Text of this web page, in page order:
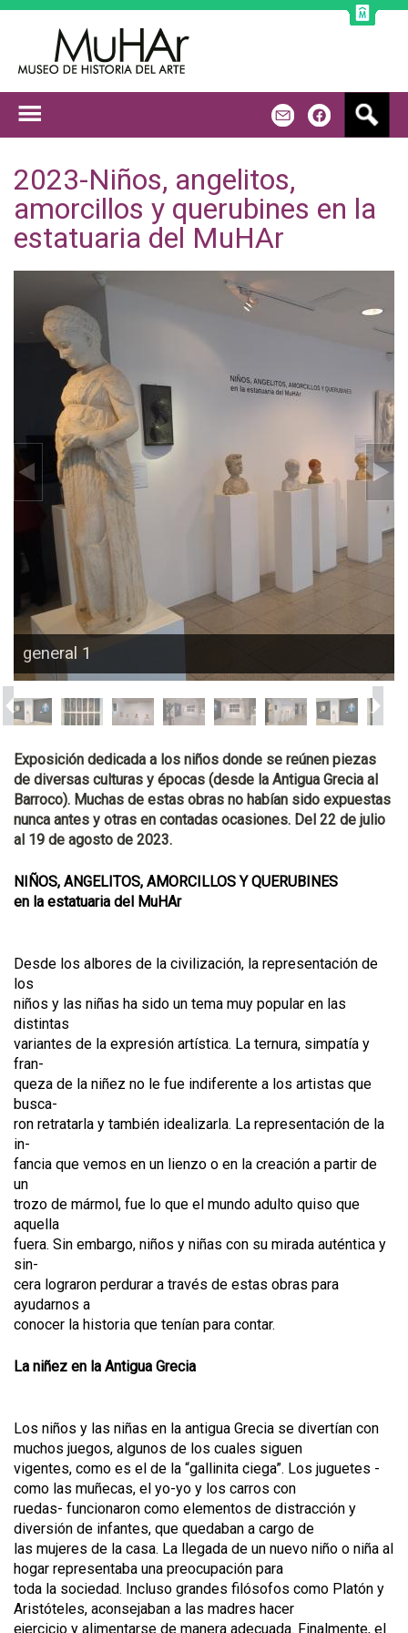
2023-Niños, angelitos,
amorcillos y querubines en la
estatuaria del MuHAr
general 1
Exposición dedicada a los niños donde se reúnen piezas
de diversas culturas y épocas (desde la Antigua Grecia al
Barroco). Muchas de estas obras no habían sido expuestas
nunca antes y otras en contadas ocasiones. Del 22 de julio
al 19 de agosto de 2023.
NIÑOS, ANGELITOS, AMORCILLOS Y QUERUBINES
en la estatuaria del MuHAr
Desde los albores de la civilización, la representación de
los
niños y las niñas ha sido un tema muy popular en las
distintas
variantes de la expresión artística. La ternura, simpatía y
fran-
queza de la niñez no le fue indiferente a los artistas que
busca-
ron retratarla y también idealizarla. La representación de la
in-
fancia que vemos en un lienzo o en la creación a partir de
un
trozo de mármol, fue lo que el mundo adulto quiso que
aquella
fuera. Sin embargo, niños y niñas con su mirada auténtica y
sin-
cera lograron perdurar a través de estas obras para
ayudarnos a
conocer la historia que tenían para contar.
La niñez en la Antigua Grecia
Los niños y las niñas en la antigua Grecia se divertían con
muchos juegos, algunos de los cuales siguen
vigentes, como es el de la “gallinita ciega”. Los juguetes -
como las muñecas, el yo-yo y los carros con
ruedas- funcionaron como elementos de distracción y
diversión de infantes, que quedaban a cargo de
las mujeres de la casa. La llegada de un nuevo niño o niña al
hogar representaba una preocupación para
toda la sociedad. Incluso grandes filósofos como Platón y
Aristóteles, aconsejaban a las madres hacer
ejercicio y alimentarse de manera adecuada. Finalmente, el
s
r